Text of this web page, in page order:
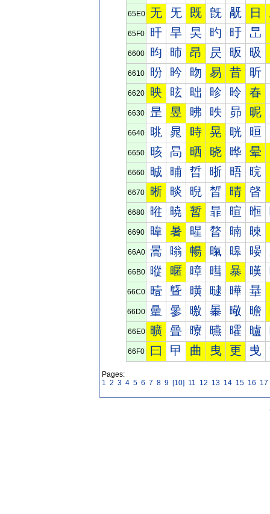
65E0 无 旡 既 旣 旤 日
65F0 旰 旱 旲 旳 旴 旵
6600 昀 昁 昂 昃 昄 昅
6610 昐 昑 昒 易 昔 昕
6620 映 昡 昢 昣 昤 春
6630 昰 昱 昲 昳 昴 昵
6640 晀 晁 時 晃 晄 晅
6650 晐 晑 晒 晓 晔 晕
6660 晠 晡 晢 晣 晤 晥
6670 晰 晱 晲 晳 晴 晵
6680 暀 暁 暂 暃 暄 暅
6690 暐 暑 暒 暓 暔 暕
66A0 暠 暡 暢 暣 暤 暥
66B0 暰 暱 暲 暳 暴 暵
66C0 曀 曁 曂 曃 曄 曅
66D0 曐 曑 曒 曓 曔 曕
66E0 曠 曡 曢 曣 曤 曥
66F0 曰 曱 曲 曳 更 曵
Pages:
1 2 3 4 5 6 7 8 9 [10] 11 12 13 14 15 16 17